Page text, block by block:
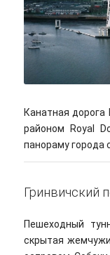
Канатная дорога
районом Royal
панораму города
Гринвичский
Пешеходный
скрытая